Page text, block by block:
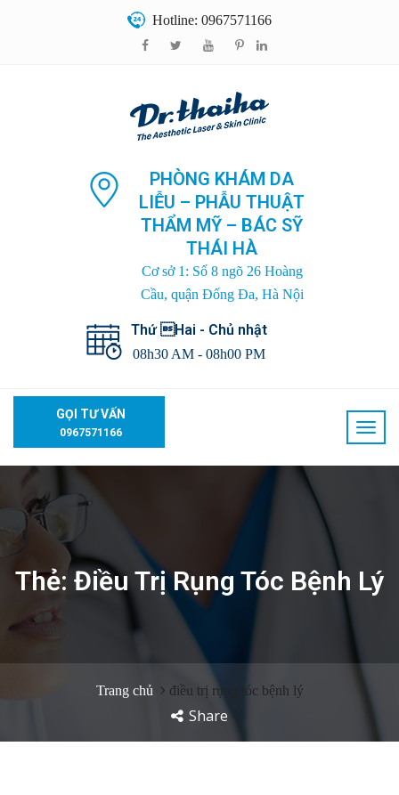
Hotline: 0967571166
PHÒNG KHÁM DA
LIỄU – PHẪU THUẬT
THẨM MỸ – BÁC SỸ
THÁI HÀ
Cơ sở 1: Số 8 ngõ 26 Hoàng
Cầu, quận Đống Đa, Hà Nội
Thứ Hai - Chủ nhật
08h30 AM - 08h00 PM
GỌI TƯ VẤN
0967571166
Thẻ: Điều Trị Rụng Tóc Bệnh Lý
Trang chủ điều trị rụng tóc bệnh lý
Share